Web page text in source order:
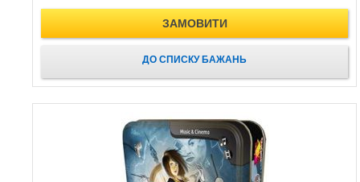
ЗАМОВИТИ
ДО СПИСКУ БАЖАНЬ